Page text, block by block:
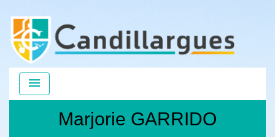
menu
Marjorie GARRIDO